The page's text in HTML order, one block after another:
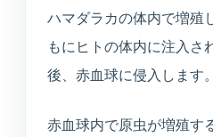
ハマダラカの体内で増殖
もにヒトの体内に注入さ
後、赤血球に侵入します。
赤血球内で原虫が増殖す